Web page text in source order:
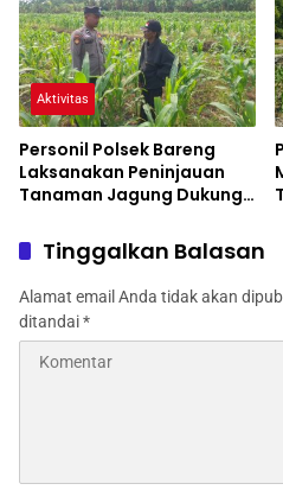
Aktivitas
Personil Polsek Bareng
Laksanakan Peninjauan
Tanaman Jagung Dukung
Pangan
Tinggalkan Balasan
Alamat email Anda tidak akan
ditandai*